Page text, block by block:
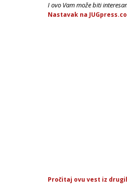
I ovo Vam može biti
Nastavak na
Pročitaj ovu vest iz